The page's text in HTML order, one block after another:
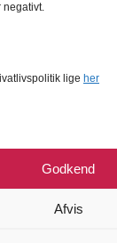
negativt.
lige her
Godkend
Afvis
rapporter